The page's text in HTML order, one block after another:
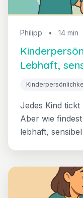
Philipp • 14 min
Lebhaft,
Jedes Kind
Aber wie
lebhaft,